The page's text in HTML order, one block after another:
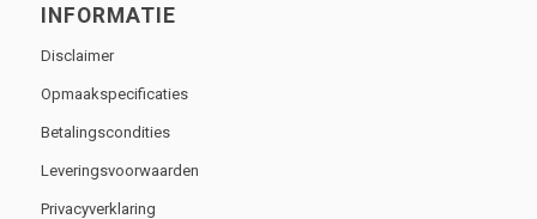
INFORMATIE
Disclaimer
Opmaakspecificaties
Betalingscondities
Leveringsvoorwaarden
Privacyverklaring